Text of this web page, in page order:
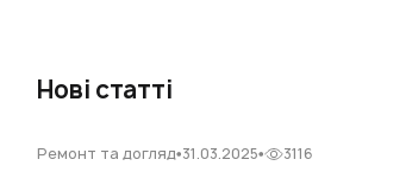
Нові статті
Ремонт та догляд 31.03.2025 3116